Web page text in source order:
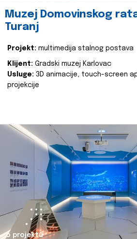
Muzej Domovinskog
Turanj
Projekt: multimedija stalnog postava
Klijent: Gradski muzej Karlovac
Usluge: 3D animacije, touch-screen
projekcije
o projektu